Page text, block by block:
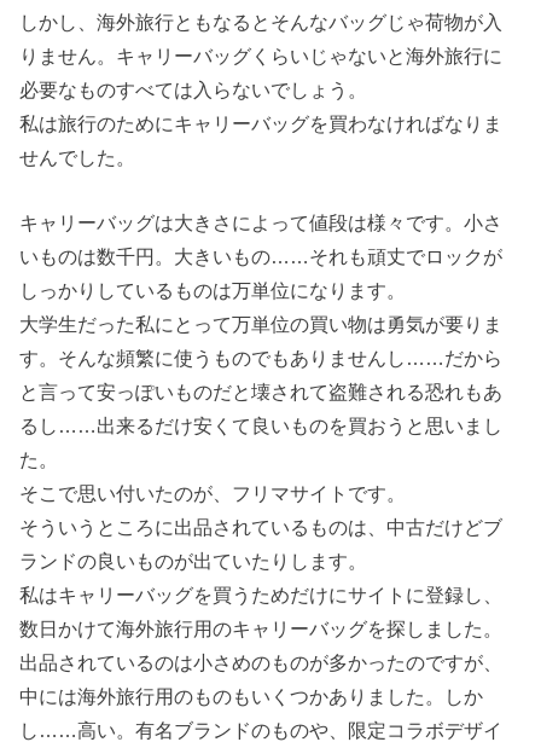
しかし、海外旅行ともなるとそんなバッグじゃ荷物が入
りません。キャリーバッグくらいじゃないと海外旅行に
必要なものすべては入らないでしょう。
私は旅行のためにキャリーバッグを買わなければなりま
せんでした。
キャリーバッグは大きさによって値段は様々です。小さ
いものは数千円。大きいもの……それも頑丈でロックが
しっかりしているものは万単位になります。
大学生だった私にとって万単位の買い物は勇気が要りま
す。そんな頻繁に使うものでもありませんし……だから
と言って安っぽいものだと壊されて盗難される恐れもあ
るし……出来るだけ安くて良いものを買おうと思いまし
た。
そこで思い付いたのが、フリマサイトです。
そういうところに出品されているものは、中古だけどブ
ランドの良いものが出ていたりします。
私はキャリーバッグを買うためだけにサイトに登録し、
数日かけて海外旅行用のキャリーバッグを探しました。
出品されているのは小さめのものが多かったのですが、
中には海外旅行用のものもいくつかありました。しか
し……高い。有名ブランドのものや、限定コラボデザイ